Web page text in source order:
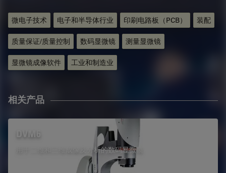
微电子技术 电子和半导体行业 印刷电路板（PCB） 装配
质量保证/质量控制 数码显微镜 测量显微镜
显微镜成像软件 工业和制造业
相关产品
DVM6
用于二维和三维成像及分析的数码显微镜